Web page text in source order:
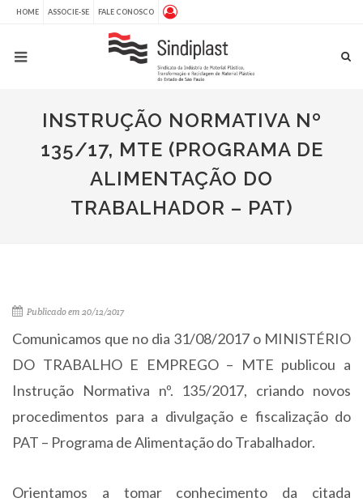
HOME ASSOCIE-SE FALE CONOSCO
INSTRUÇÃO NORMATIVA Nº
135/17, MTE (PROGRAMA DE
ALIMENTAÇÃO DO
TRABALHADOR – PAT)
Publicado em 20/12/2017
Comunicamos que no dia 31/08/2017 o MINISTÉRIO
DO TRABALHO E EMPREGO – MTE publicou a
Instrução Normativa nº. 135/2017, criando novos
procedimentos para a divulgação e fiscalização do
PAT – Programa de Alimentação do Trabalhador.
Orientamos a tomar conhecimento da citada